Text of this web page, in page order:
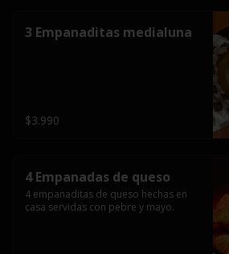
3 Empanaditas medialuna
$3.990
4 Empanadas de queso
4 empanaditas de queso hechas en
casa servidas con pebre y mayo.